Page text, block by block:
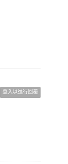
登入以進行回覆